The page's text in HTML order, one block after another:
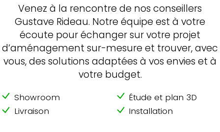
Venez à la rencontre de nos conseillers
Gustave Rideau. Notre équipe est à votre
écoute pour échanger sur votre projet
d’aménagement sur-mesure et trouver, avec
vous, des solutions adaptées à vos envies et à
votre budget.
Showroom
Étude et plan 3D
Livraison
Installation